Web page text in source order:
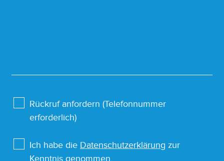
Rückruf anfordern (Telefonnummer
erforderlich)
Ich habe die Datenschutzerklärung zur
Kenntnis genommen.